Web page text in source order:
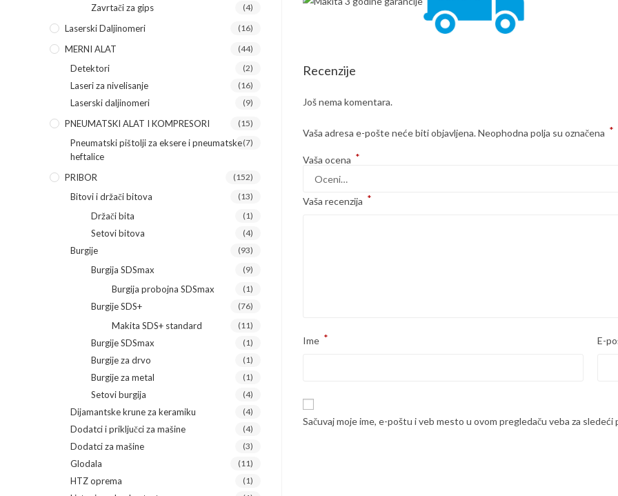
Recenzije
Još nema komentara.
Vaša adresa e-pošte neće biti objavljena.Neophodna polja su označena *
Vaša ocena *
Vaša recenzija *
Ime * E-
Sačuvaj moje ime, e-poštu i veb mesto u ovom pregledaču veba za
Zavrtači za gips (4)
Laserski Daljinomeri (16)
MERNI ALAT (44)
Detektori (2)
Laseri za nivelisanje (16)
Laserski daljinomeri (9)
PNEUMATSKI ALAT I KOMPRESORI (15)
Pneumatski pištolji za eksere i pneumatske
heftalice
(7)
PRIBOR (152)
Bitovi i držači bitova (13)
Držači bita (1)
Setovi bitova (4)
Burgije (93)
Burgija SDSmax (9)
Burgija probojna SDSmax (1)
Burgije SDS+ (76)
Makita SDS+ standard (11)
Burgije SDSmax (1)
Burgije za drvo (1)
Burgije za metal (1)
Setovi burgija (4)
Dijamantske krune za keramiku (4)
Dodatci i priključci za mašine (4)
Dodatci za mašine (3)
Glodala (11)
HTZ oprema (1)